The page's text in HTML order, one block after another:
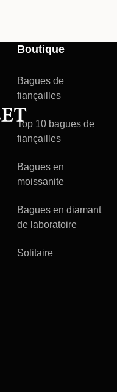
Boutique
Bagues de
fiançailles
Top 10 bagues de
fiançailles
Bagues en
moissanite
Bagues en diamant
de laboratoire
Solitaire